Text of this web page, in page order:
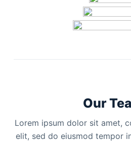
Our
Lorem ipsum dolor sit amet,
elit, sed do eiusmod tempor